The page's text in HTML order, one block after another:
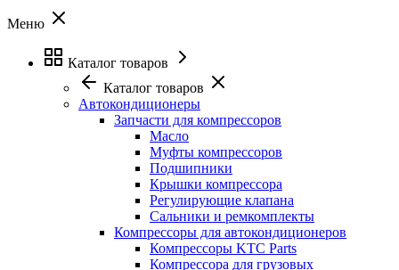
Меню
Каталог товаров
Каталог товаров
Автокондиционеры
Запчасти для компрессоров
Масло
Муфты компрессоров
Подшипники
Крышки компрессора
Регулирующие клапана
Сальники и ремкомплекты
Компрессоры для автокондиционеров
Компрессоры KTC Parts
Компрессора для грузовых